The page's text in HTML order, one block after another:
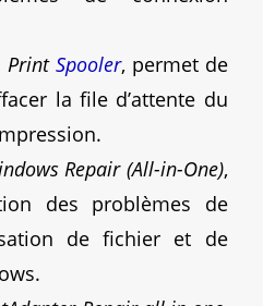
Print Spooler, permet de
la file d’attente du
Repair (All-in-One),
des problèmes de
de fichier et de